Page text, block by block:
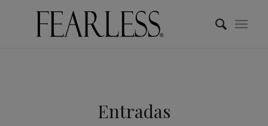
Entradas